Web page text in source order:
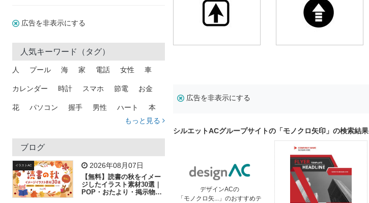
広告を非表示にする
人気キーワード（タグ）
人 プール 海 家 電話 女性 車
カレンダー 時計 スマホ 節電 お金
花 パソコン 握手 男性 ハート 本
トラック 木
吹き出し
飛行機 グラフ ビル 魚 家族 書類
歩く 工場 会社 太陽 キラキラ
もっと見る
ブログ
イラストAC 2026年08月07日
【無料】読書の秋をイメー
ジしたイラスト素材30選｜
POP・おたより・掲示物に
広告を非表示にする
シルエットACグループサイトの「モノクロ矢印」の検索結果
デザインACの
「モノクロ矢...」のおすすめテ